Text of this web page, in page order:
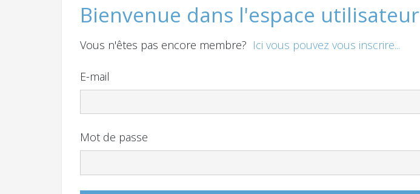
Bienvenue dans l'espace utilisateur
Vous n'êtes pas encore membre? Ici vous pouvez vous inscrire...
E-mail
Mot de passe